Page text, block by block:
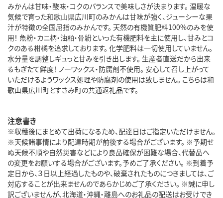
みかんは甘味・酸味・コクのバランスで美味しさが決まります。 温暖な
気候で育った和歌山県広川町のみかんは甘味が強く、ジューシーな果
汁が特徴の全国屈指のみかんです。 天然の有機質肥料100%のみを使
用！ 魚粉・カニ柄・油粕・骨紛といった有機肥料を主に使用し、甘みとコ
クのある柑橘を追求しております。 化学肥料は一切使用していません。
水分量を調整しギュっと甘みを引き出します。 生産者直送だから出来
るもぎたて鮮度！ ノーワックス・防腐剤不使用。 安心して召し上がって
いただけるようワックス処理や防腐剤の使用は致しません。 こちらは和
歌山県広川町とすさみ町の共通返礼品です。
注意書き
※収穫後にまとめて出荷になるため、配達日はご指定いただけません。
※天候諸事情により配達時期が前後する場合がございます。 ※予期せ
ぬ天候不順や自然災害などにより良品確保が困難な場合、代替品へ
の変更をお願いする場合がございます。予めご了承ください。 ※到着予
定日から、３日以上経過したものや、破棄されたものにつきましては、ご
対応することが出来ませんのであらかじめご了承ください。 ※誠に申し
訳ございませんが、北海道・沖縄・離島へのお礼品の配送はお受けでき